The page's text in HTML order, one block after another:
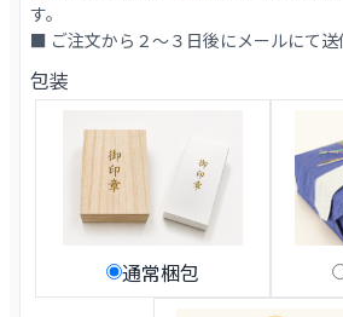
す。
■ ご注文から２～３日後にメールにて送
包装
通常梱包